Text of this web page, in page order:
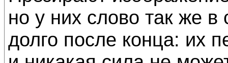
но у них слово так же
долго после конца: их